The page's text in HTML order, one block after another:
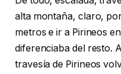
alta montaña, claro,
metros e ir a Pirineos
diferenciaba del resto.
travesía de Pirineos